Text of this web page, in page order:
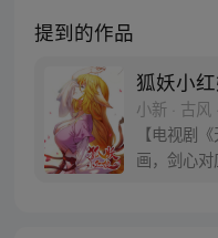
提到的作品
狐妖小
小新 · 古风
【电视剧
画，剑心